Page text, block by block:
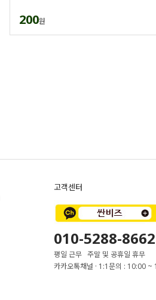
200원
고객센터
010-5288-8662
평일 근무 주말 및 공휴일 휴무
카카오톡채널 · 1:1문의 : 10:00